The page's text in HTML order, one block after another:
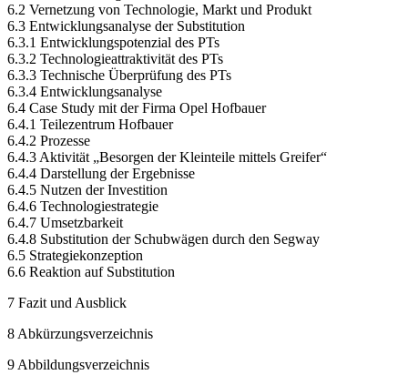
6 Substitutionsplanungsprozess für SEGWAY Deutschland
6.1 Zielbestimmung der Substitution
6.2 Vernetzung von Technologie, Markt und Produkt
6.3 Entwicklungsanalyse der Substitution
6.3.1 Entwicklungspotenzial des PTs
6.3.2 Technologieattraktivität des PTs
6.3.3 Technische Überprüfung des PTs
6.3.4 Entwicklungsanalyse
6.4 Case Study mit der Firma Opel Hofbauer
6.4.1 Teilezentrum Hofbauer
6.4.2 Prozesse
6.4.3 Aktivität „Besorgen der Kleinteile mittels Greifer“
6.4.4 Darstellung der Ergebnisse
6.4.5 Nutzen der Investition
6.4.6 Technologiestrategie
6.4.7 Umsetzbarkeit
6.4.8 Substitution der Schubwägen durch den Segway
6.6 Reaktion auf Substitution
7 Fazit und Ausblick
8 Abkürzungsverzeichnis